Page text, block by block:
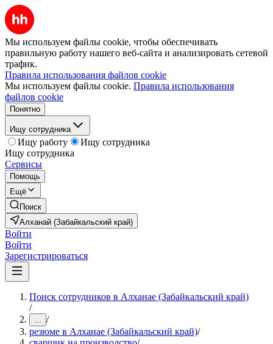
Мы используем файлы cookie, чтобы обеспечивать
правильную работу нашего веб-сайта и анализировать сетевой
трафик.
Правила использования файлов cookie
Мы используем файлы cookie. Правила использования
файлов cookie
Понятно
Ищу сотрудника
Ищу работу
Ищу сотрудника
Ищу сотрудника
Сервисы
Помощь
Ещё
Поиск
Алханай (Забайкальский край)
Войти
Войти
Зарегистрироваться
Поиск сотрудников в Алханае (Забайкальский край)
/
... /
резюме в Алханае (Забайкальский край)/